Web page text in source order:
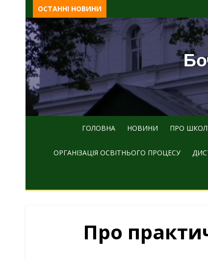
Skip
to
content
ОСТАННІ НОВИНИ
ГОЛОВНА НОВИНИ ПРО
ОРГАНІЗАЦІЯ ОСВІТНЬОГО ПРОЦЕСУ
Про